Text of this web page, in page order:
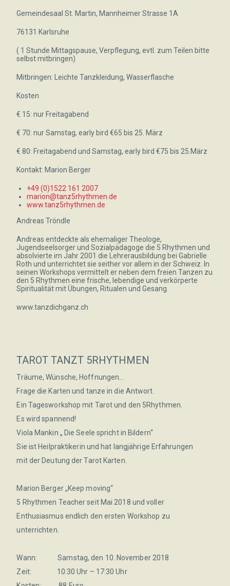
Gemeindesaal St. Martin, Mannheimer Strasse 1A
76131 Karlsruhe
( 1 Stunde Mittagspause, Verpflegung, evtl. zum Teilen bitte
selbst mitbringen)
Mitbringen: Leichte Tanzkleidung, Wasserflasche
Kosten
€ 15: nur Freitagabend
€ 70: nur Samstag, early bird €65 bis 25. März
€ 80: Freitagabend und Samstag, early bird €75 bis 25.März
Kontakt: Marion Berger
+49 (0)1522 161 2007
marion@tanz5rhythmen.de
www.tanz5rhythmen.de
Andreas Tröndle
Andreas entdeckte als ehemaliger Theologe,
Jugendseelsorger und Sozialpädagoge die 5 Rhythmen und
absolvierte im Jahr 2001 die Lehrerausbildung bei Gabrielle
Roth und unterrichtet sie seither vor allem in der Schweiz. In
seinen Workshops vermittelt er neben dem freien Tanzen zu
den 5 Rhythmen eine frische, lebendige und verkörperte
Spiritualität mit Übungen, Ritualen und Gesang.
www.tanzdichganz.ch
TAROT TANZT 5RHYTHMEN
Träume, Wünsche, Hoffnungen…
Frage die Karten und tanze in die Antwort.
Ein Tagesworkshop mit Tarot und den 5Rhythmen.
Es wird spannend!
Viola Mankin „ Die Seele spricht in Bildern“
Sie ist Heilpraktikerin und hat langjährige Erfahrungen
mit der Deutung der Tarot Karten.
Marion Berger „Keep moving“
5 Rhythmen Teacher seit Mai 2018 und voller
Enthusiasmus endlich den ersten Workshop zu
unterrichten.
Wann: Samstag, den 10. November 2018
Zeit: 10:30 Uhr – 17:30 Uhr